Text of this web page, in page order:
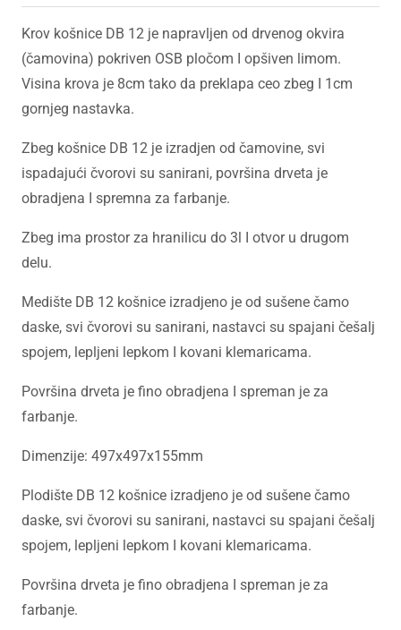
Krov košnice DB 12 je napravljen od drvenog okvira
(čamovina) pokriven OSB pločom I opšiven limom.
Visina krova je 8cm tako da preklapa ceo zbeg I 1cm
gornjeg nastavka.
Zbeg košnice DB 12 je izradjen od čamovine, svi
ispadajući čvorovi su sanirani, površina drveta je
obradjena I spremna za farbanje.
Zbeg ima prostor za hranilicu do 3l I otvor u drugom
delu.
Medište DB 12 košnice izradjeno je od sušene čamo
daske, svi čvorovi su sanirani, nastavci su spajani češalj
spojem, lepljeni lepkom I kovani klemaricama.
Površina drveta je fino obradjena I spreman je za
farbanje.
Dimenzije: 497x497x155mm
Plodište DB 12 košnice izradjeno je od sušene čamo
daske, svi čvorovi su sanirani, nastavci su spajani češalj
spojem, lepljeni lepkom I kovani klemaricama.
Površina drveta je fino obradjena I spreman je za
farbanje.